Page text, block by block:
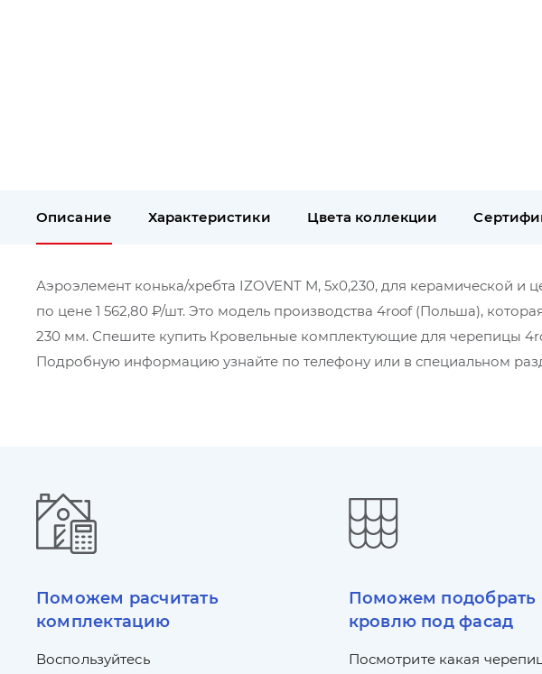
Описание Характеристики Цвета коллекции
Аэроэлемент конька/хребта IZOVENT M, 5х0,230, для керамической
по цене 1 562,80 ₽/шт. Это модель производства 4roof (Польша),
230 мм. Спешите купить Кровельные комплектующие для черепицы
Подробную информацию узнайте по телефону или в специальном
Поможем расчитать
комплектацию
Воспользуйтесь
Поможем подобрать
кровлю под фасад
Посмотрите какая